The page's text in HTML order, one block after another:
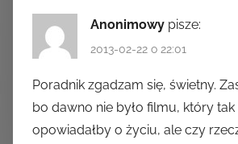
Anonimowy pisze:
2013-02-22 o 22:01
Poradnik zgadzam się, świetny.
bo dawno nie było filmu, który tak
opowiadałby o życiu, ale czy